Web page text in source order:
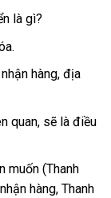
là gì?
hàng, địa
quan, sẽ là điều
muốn (Thanh
hàng, Thanh